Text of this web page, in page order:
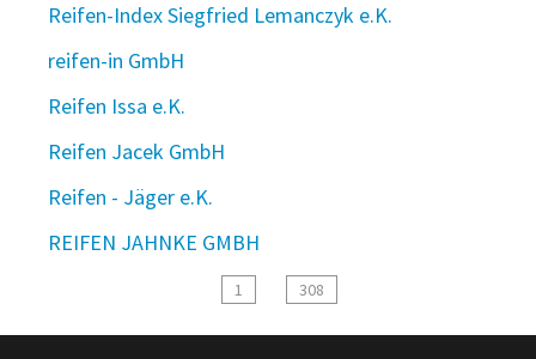
Reifen-Index Siegfried Lemanczyk e.K.
reifen-in GmbH
Reifen Issa e.K.
Reifen Jacek GmbH
Reifen - Jäger e.K.
REIFEN JAHNKE GMBH
1 308